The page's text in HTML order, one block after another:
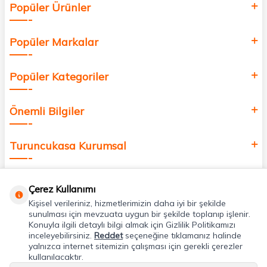
değer katmak için bize katılın!
Popüler Ürünler
Popüler Markalar
Popüler Kategoriler
Önemli Bilgiler
Turuncukasa Kurumsal
Uygulamalarımız
Adres & İletişim
Çerez Kullanımı
Kişisel verileriniz, hizmetlerimizin daha iyi bir şekilde
sunulması için mevzuata uygun bir şekilde toplanıp işlenir.
Konuyla ilgili detaylı bilgi almak için Gizlilik Politikamızı
inceleyebilirsiniz. Reddetseçeneğine tıklamanız halinde
yalnızca internet sitemizin çalışması için gerekli çerezler
kullanılacaktır.